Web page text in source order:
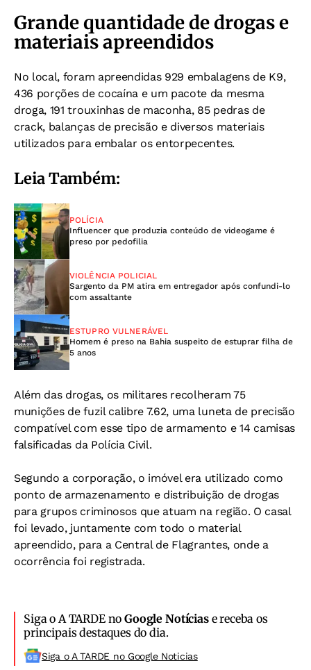
Grande quantidade de drogas e
materiais apreendidos
No local, foram apreendidas 929 embalagens de K9,
436 porções de cocaína e um pacote da mesma
droga, 191 trouxinhas de maconha, 85 pedras de
crack, balanças de precisão e diversos materiais
utilizados para embalar os entorpecentes.
Leia Também:
POLÍCIA
Influencer que produzia conteúdo de videogame é
preso por pedofilia
VIOLÊNCIA POLICIAL
Sargento da PM atira em entregador após confundi-lo
com assaltante
ESTUPRO VULNERÁVEL
Homem é preso na Bahia suspeito de estuprar filha de
5 anos
Além das drogas, os militares recolheram 75
munições de fuzil calibre 7.62, uma luneta de precisão
compatível com esse tipo de armamento e 14 camisas
falsificadas da Polícia Civil.
Segundo a corporação, o imóvel era utilizado como
ponto de armazenamento e distribuição de drogas
para grupos criminosos que atuam na região. O casal
foi levado, juntamente com todo o material
apreendido, para a Central de Flagrantes, onde a
ocorrência foi registrada.
Siga o A TARDE noGoogle Notíciase receba os
principais destaques do dia.
Siga o A TARDE no Google Noticias